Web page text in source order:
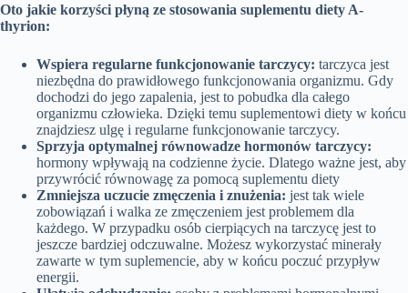
Oto jakie korzyści płyną ze stosowania suplementu diety A-
thyrion:
Wspiera regularne funkcjonowanie tarczycy: tarczyca jest
niezbędna do prawidłowego funkcjonowania organizmu. Gdy
dochodzi do jego zapalenia, jest to pobudka dla całego
organizmu człowieka. Dzięki temu suplementowi diety w końcu
znajdziesz ulgę i regularne funkcjonowanie tarczycy.
Sprzyja optymalnej równowadze hormonów tarczycy:
hormony wpływają na codzienne życie. Dlatego ważne jest, aby
przywrócić równowagę za pomocą suplementu diety
Zmniejsza uczucie zmęczenia i znużenia: jest tak wiele
zobowiązań i walka ze zmęczeniem jest problemem dla
każdego. W przypadku osób cierpiących na tarczycę jest to
jeszcze bardziej odczuwalne. Możesz wykorzystać minerały
zawarte w tym suplemencie, aby w końcu poczuć przypływ
energii.